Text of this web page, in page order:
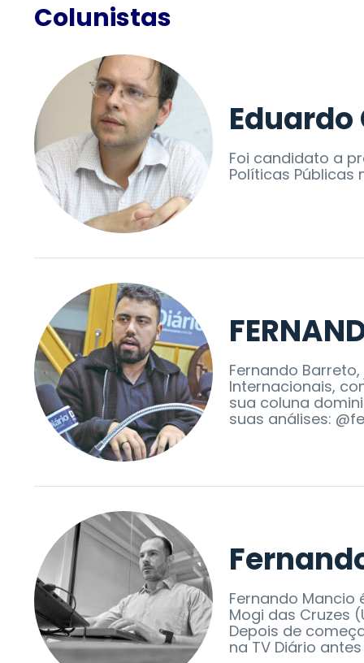
Colunistas
Foi candidato a
Políticas Públicas
Fernando
Internacionais,
sua coluna
suas análises:
Fernando
Mogi das Cruzes
Depois de
na TV Diário